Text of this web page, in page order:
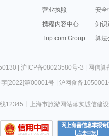
营业执照
安全
携程内容中心
知识
Trip.com Group
算法
| 沪ICP备08023580号-3 | 网信算
字[2022]第00001号| 沪网食备
12345 上海市旅游网站落实诚信建